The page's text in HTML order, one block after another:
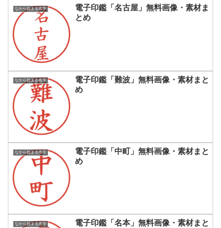
なから始まる名字
電子印鑑「名古屋」無料画像・素材ま
とめ
なから始まる名字
電子印鑑「難波」無料画像・素材まと
め
なから始まる名字
電子印鑑「中町」無料画像・素材まと
め
なから始まる名字
電子印鑑「名本」無料画像・素材まと